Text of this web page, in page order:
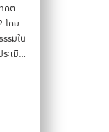
คต
โดย
รมใน
ะเมิน
อง
วาม
ผู้